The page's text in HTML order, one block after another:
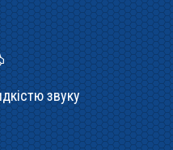
звуку